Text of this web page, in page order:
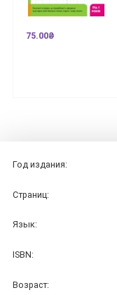
75.00₴
Год издания:
Страниц:
Язык:
ISBN:
Возраст: